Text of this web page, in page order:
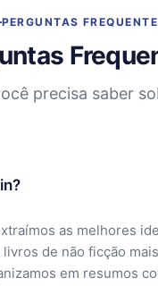
PERGUNTAS
precisa saber
as melhores
de não ficção
em resumos